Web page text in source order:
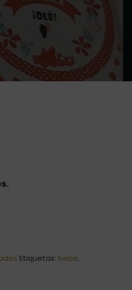
Etiquetas: bebe,